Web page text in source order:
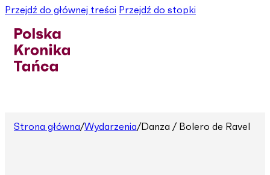
Przejdź do głównej treści Przejdź do stopki
Strona główna/Wydarzenia/Danza / Bolero de Ravel